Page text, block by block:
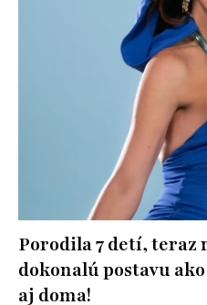
Porodila 7 detí, teraz
dokonalú postavu
aj doma!